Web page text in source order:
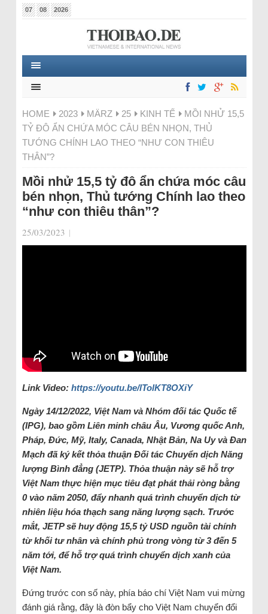
07 08 2026
HOME 2023 MÄRZ 25 KINH TẾ
MỒI NHỬ 15,5
TỶ ĐÔ ẨN CHỨA MÓC CÂU BÉN NHỌN, THỦ
TƯỚNG CHÍNH LAO THEO “NHƯ CON THIÊU
THÂN”?
Mồi nhử 15,5 tỷ đô ẩn chứa móc câu
bén nhọn, Thủ tướng Chính lao theo
“như con thiêu thân”?
25/03/2023 |
Link Video: https://youtu.be/lTolKT8OXiY
Ngày 14/12/2022, Việt Nam và Nhóm đối tác Quốc tế
(IPG), bao gồm Liên minh châu Âu, Vương quốc Anh,
Pháp, Đức, Mỹ, Italy, Canada, Nhật Bản, Na Uy và Đan
Mạch đã ký kết thỏa thuận Đối tác Chuyển dịch Năng
lượng Bình đẳng (JETP). Thỏa thuận này sẽ hỗ trợ
Việt Nam thực hiện mục tiêu đạt phát thải ròng bằng
0 vào năm 2050, đẩy nhanh quá trình chuyển dịch từ
nhiên liệu hóa thạch sang năng lượng sạch. Trước
mắt, JETP sẽ huy động 15,5 tỷ USD nguồn tài chính
từ khối tư nhân và chính phủ trong vòng từ 3 đến 5
năm tới, để hỗ trợ quá trình chuyển dịch xanh của
Việt Nam.
Đứng trước con số này, phía báo chí Việt Nam vui mừng
đánh giá rằng, đây là đòn bẩy cho Việt Nam chuyển đổi